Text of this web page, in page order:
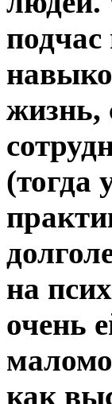
жизнь,
(тогда
на
очень
как